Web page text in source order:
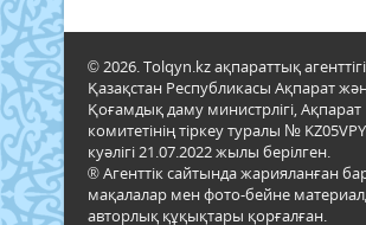
© 2026. Tolqyn.kz ақпараттық
Қазақстан Республикасы Ақпарат
Қоғамдық даму министрлігі, Ақпарат
комитетінің тіркеу туралы №
куәлігі 21.07.2022 жылы берілген.
® Агенттік сайтында жарияланған
мақалалар мен фото-бейне
авторлық құқықтары қорғалған.